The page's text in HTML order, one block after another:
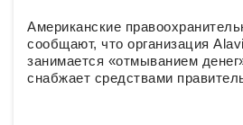
Американские
сообщают, что организация
занимается «отмыванием
снабжает средствами